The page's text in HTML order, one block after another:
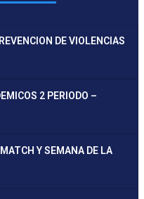
DE VIOLENCIAS
2 PERIODO –
Y SEMANA DE LA